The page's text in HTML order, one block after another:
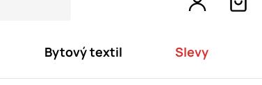
Bytový textil Slevy